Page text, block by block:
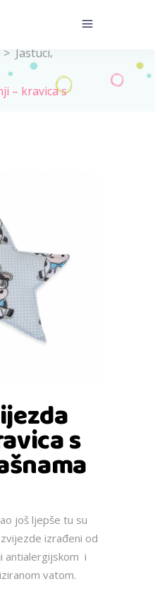
> Jastuci,
– kravica s
s
još ljepše tu su
izrađeni od
antialergijskom i
vatom.